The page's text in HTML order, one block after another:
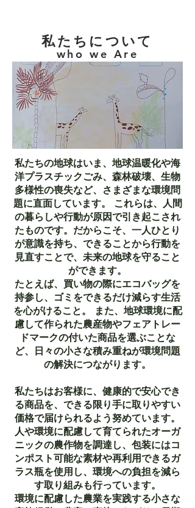
私たちについて
who we Are
私たちの地球はいま、地球温暖化や海
洋プラスチックごみ、森林破壊、生物
多様性の喪失など、さまざまな環境問
題に直面しています。 これらは、人間
の暮らしや行動が原因で引き起こされ
たものです。だからこそ、一人ひとり
が意識を持ち、できることから行動を
見直すことで、未来の地球を守ること
ができます。
たとえば、買い物の際にエコバッグを
持参し、ゴミをできるだけ減らす生活
を心がけること。 また、地球環境に配
慮して作られた農産物やフェアトレー
ドマークの付いた商品を選ぶことな
ど、日々の小さな積み重ねが環境問題
の解決につながります。
私たちはお客様に、健康的で安心でき
る商品を、できる限り手に取りやすい
価格で届けられるよう努めています。
人や環境に配慮して育てられたオーガ
ニックの農作物を調達し、包装にはコ
ンポスト可能な素材や再利用できるガ
ラス瓶を使用し、環境への負担を減ら
す取り組みも行っています。
環境に配慮した農業を実践する小さな